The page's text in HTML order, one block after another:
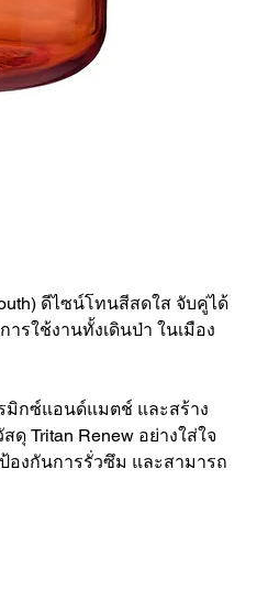
ดีไซน์โทนสีสดใส จับคู่ได้
รใช้งานทั้งเดินป่า ในเมือง
มิกซ์แอนด์แมตช์ และสร้าง
Tritan Renew อย่างใส่ใจ
องกันการรั่วซึม และสามารถ